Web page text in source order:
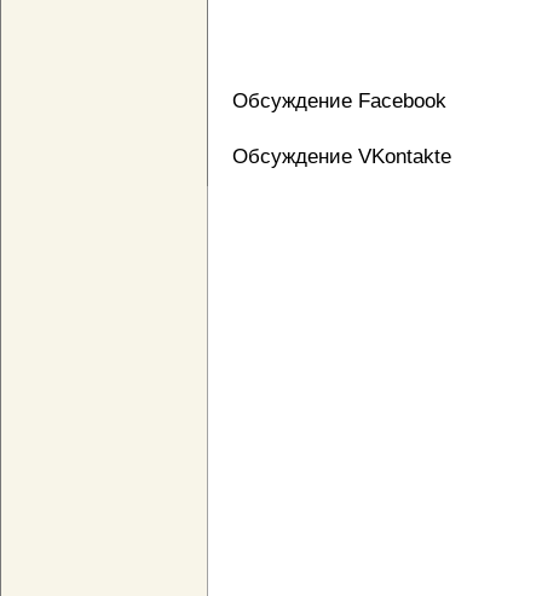
Обсуждение Facebook
Обсуждение VKontakte